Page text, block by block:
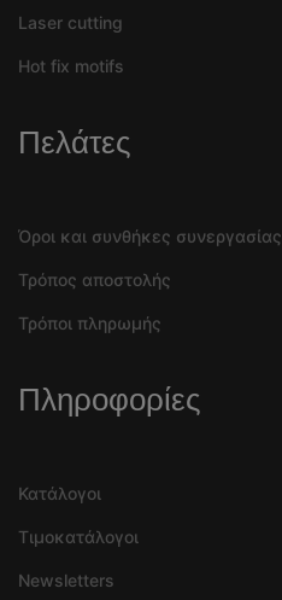
Laser cutting
Hot fix motifs
Πελάτες
Όροι και συνθήκες συνεργασίας
Τρόπος αποστολής
Τρόποι πληρωμής
Πληροφορίες
Κατάλογοι
Τιμοκατάλογοι
Newsletters